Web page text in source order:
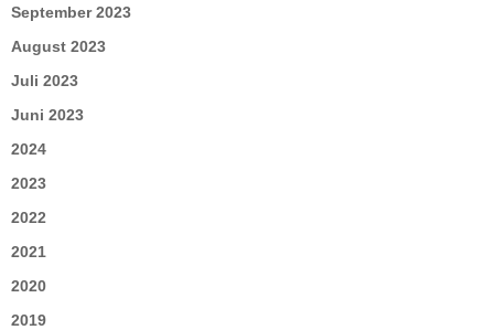
September 2023
August 2023
Juli 2023
Juni 2023
2024
2023
2022
2021
2020
2019